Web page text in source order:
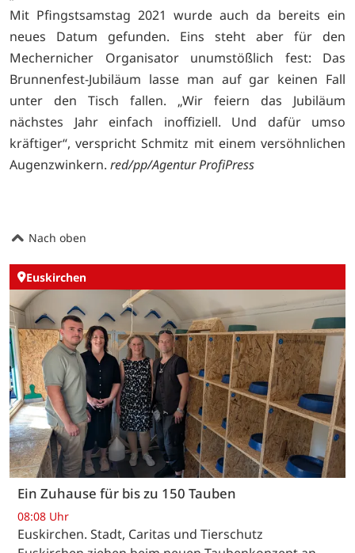
Mit Pfingstsamstag 2021 wurde auch da bereits ein
neues Datum gefunden. Eins steht aber für den
Mechernicher Organisator unumstößlich fest: Das
Brunnenfest-Jubiläum lasse man auf gar keinen Fall
unter den Tisch fallen. „Wir feiern das Jubiläum
nächstes Jahr einfach inoffiziell. Und dafür umso
kräftiger“, verspricht Schmitz mit einem versöhnlichen
Augenzwinkern. red/pp/Agentur ProfiPress
Nach oben
Euskirchen
Ein Zuhause für bis zu 150 Tauben
08:08 Uhr
Euskirchen. Stadt, Caritas und Tierschutz